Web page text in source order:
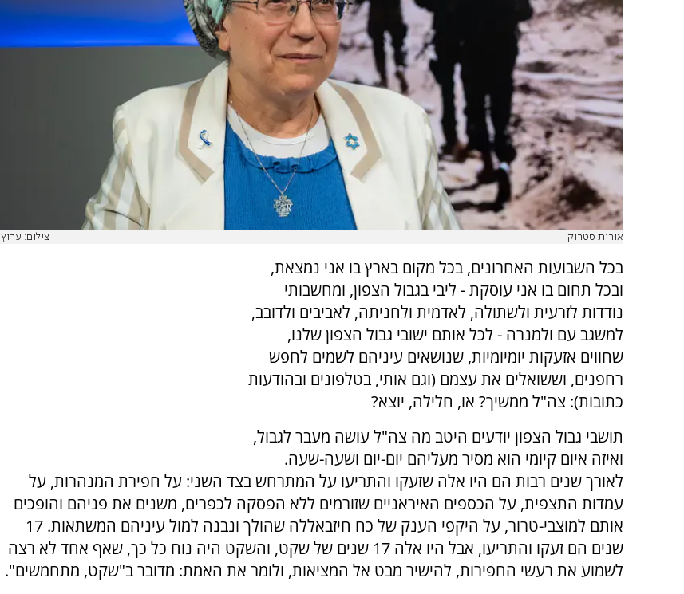
אורית סטרוק צילום: ערוץ 7
בכל השבועות האחרונים, בכל מקום בארץ בו אני נמצאת,
ובכל תחום בו אני עוסקת - ליבי בגבול הצפון, ומחשבותי
נודדות לזרעית ולשתולה, לאדמית ולחניתה, לאביבים ולדובב,
למשגב עם ולמנרה - לכל אותם ישובי גבול הצפון שלנו,
שחווים אזעקות יומיומיות, שנושאים עיניהם לשמים לחפש
רחפנים, וששואלים את עצמם (וגם אותי, בטלפונים ובהודעות
כתובות): צה"ל ממשיך? או, חלילה, יוצא?
תושבי גבול הצפון יודעים היטב מה צה"ל עושה מעבר לגבול,
ואיזה איום קיומי הוא מסיר מעליהם יום-יום ושעה-שעה.
לאורך שנים רבות הם היו אלה שזעקו והתריעו על המתרחש בצד השני: על חפירת המנהרות, על
עמדות התצפית, על הכספים האיראניים שזורמים ללא הפסקה לכפרים, משנים את פניהם והופכים
אותם למוצבי-טרור, על היקפי הענק של כח חיזבאללה שהולך ונבנה למול עיניהם המשתאות. 17
שנים הם זעקו והתריעו, אבל היו אלה 17 שנים של שקט, והשקט היה נוח כל כך, שאף אחד לא רצה
לשמוע את רעשי החפירות, להישיר מבט אל המציאות, ולומר את האמת: מדובר ב"שקט, מתחמשים".